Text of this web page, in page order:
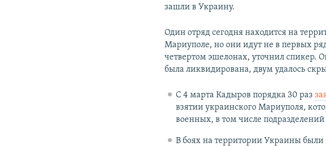
зашли в Украину.
Один отряд сегодня находится на
Мариуполе, но они идут не в первых
четвертом эшелонах, уточнил спикер.
была ликвидирована, двум удалось
С 4 марта Кадыров порядка 30 раз
взятии украинского Мариуполя,
военных, в том числе
В боях на территории Украины были